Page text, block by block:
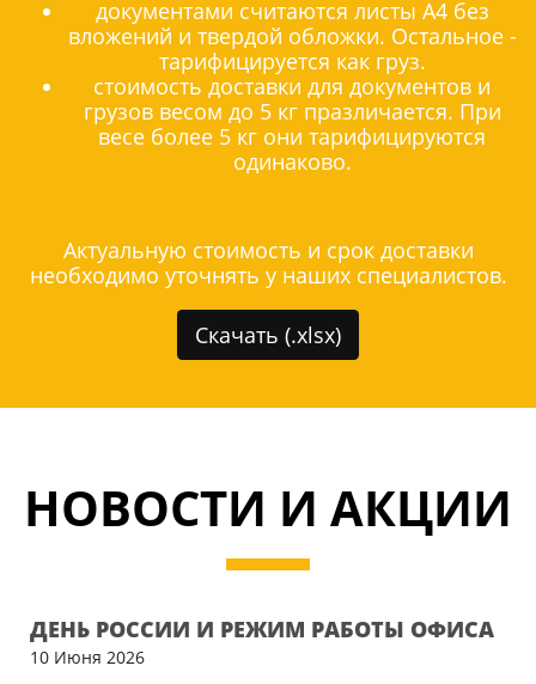
документами считаются листы А4 без
вложений и твердой обложки. Остальное -
тарифицируется как груз.
стоимость доставки для документов и
грузов весом до 5 кг празличается. При
весе более 5 кг они тарифицируются
одинаково.
Актуальную стоимость и срок доставки
необходимо уточнять у наших специалистов.
Скачать (.xlsx)
НОВОСТИ И АКЦИИ
ДЕНЬ РОССИИ И РЕЖИМ РАБОТЫ ОФИСА
10 Июня 2026